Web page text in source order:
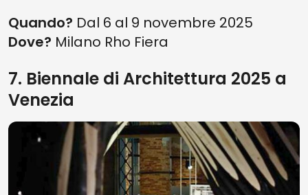
Quando? Dal 6 al 9 novembre 2025
Dove? Milano Rho Fiera
7. Biennale di Architettura 2025 a
Venezia